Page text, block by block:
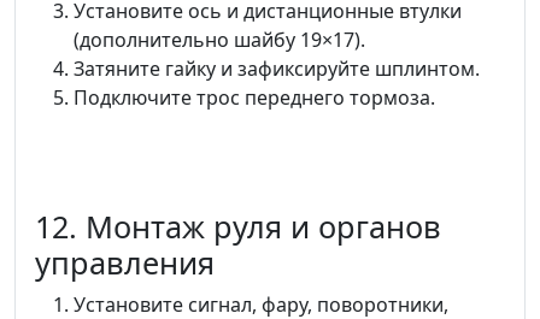
Установите ось и дистанционные втулки
(дополнительно шайбу 19×17).
Затяните гайку и зафиксируйте шплинтом.
Подключите трос переднего тормоза.
12. Монтаж руля и органов
управления
Установите сигнал, фару, поворотники,